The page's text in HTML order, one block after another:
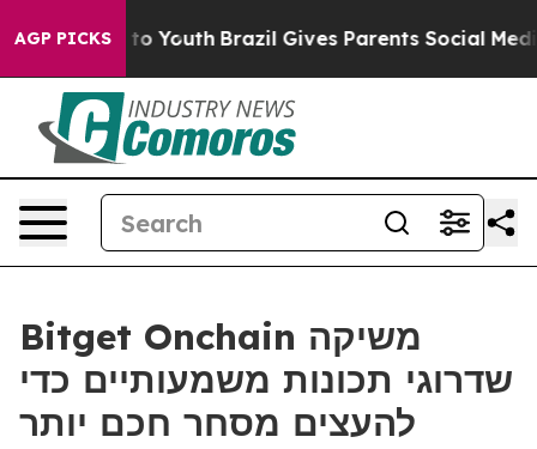
AGP PICKS
Harms to Youth Brazil Gives Parents Social Media
Bitget Onchain משיקה
שדרוגי תכונות משמעותיים כדי
להעצים מסחר חכם יותר